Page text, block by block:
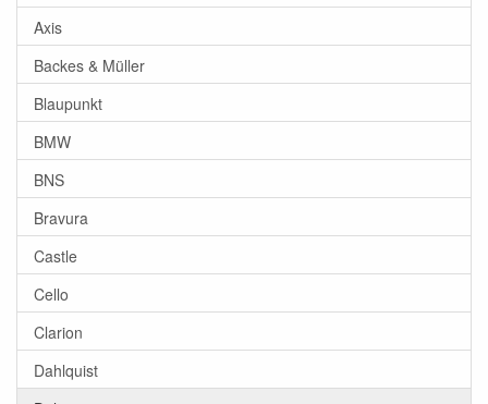
Axis
Backes & Müller
Blaupunkt
BMW
BNS
Bravura
Castle
Cello
Clarion
Dahlquist